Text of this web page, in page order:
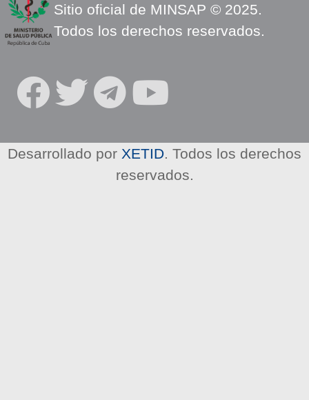
Sitio oficial de MINSAP © 2025.
Todos los derechos reservados.
R
E
Desarrollado por XETID . Todos los derechos
reservados.